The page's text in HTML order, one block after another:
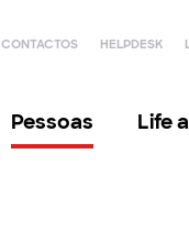
CONTACTOS HELPDESK
Pessoas Life